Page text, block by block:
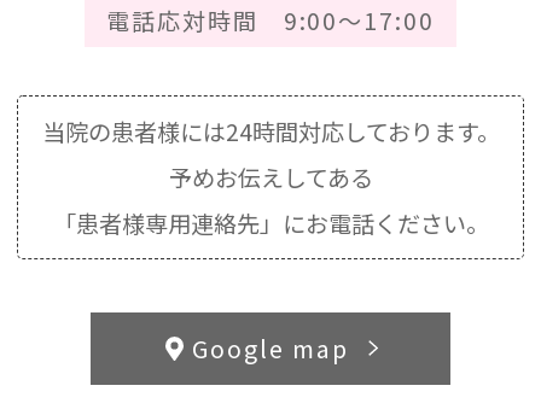
電話応対時間 9:00～17:00
当院の患者様には24時間対応しております。
予めお伝えしてある
「患者様専用連絡先」にお電話ください。
Google map